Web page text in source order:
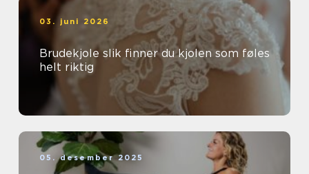
03. juni 2026
Brudekjole slik finner du kjolen som føles
helt riktig
05. desember 2025